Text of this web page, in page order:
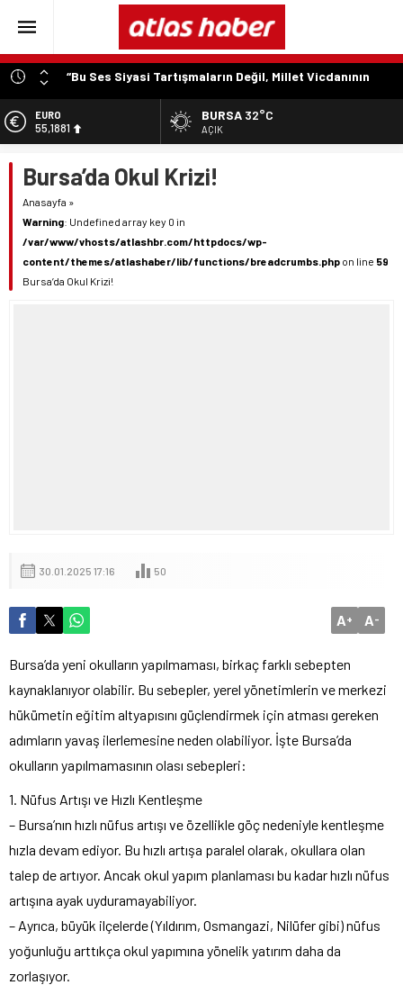
“Bu Ses Siyasi Tartışmaların Değil, Millet Vicdanının
Konusudur”
“Aynı Düzenleme Neden Emeklilere Uygulanmadı?”
Belirsizlikler Son Bulmalı”
“Engelliler Bu Ülkede Başarıyı Kimsenin Lütfuyla Değil,
İğneyle Kuyu Kazarak Kazanıyor”
EURO
55,1881
6.660,55
BİST
13.779,39
DOLAR
47,7111
BURSA 32°C
AÇIK
Bursa’da Okul Krizi!
Anasayfa »
Warning: Undefined array key 0 in
/var/www/vhosts/atlashbr.com/httpdocs/wp-
content/themes/atlashaber/lib/functions/breadcrumbs.php on line 59
Bursa’da Okul Krizi!
30.01.2025 17:16 50
A+ A-
Bursa’da yeni okulların yapılmaması, birkaç farklı sebepten
kaynaklanıyor olabilir. Bu sebepler, yerel yönetimlerin ve merkezi
hükümetin eğitim altyapısını güçlendirmek için atması gereken
adımların yavaş ilerlemesine neden olabiliyor. İşte Bursa’da
okulların yapılmamasının olası sebepleri:
1. Nüfus Artışı ve Hızlı Kentleşme
– Bursa’nın hızlı nüfus artışı ve özellikle göç nedeniyle kentleşme
hızla devam ediyor. Bu hızlı artışa paralel olarak, okullara olan
talep de artıyor. Ancak okul yapım planlaması bu kadar hızlı nüfus
artışına ayak uyduramayabiliyor.
– Ayrıca, büyük ilçelerde (Yıldırım, Osmangazi, Nilüfer gibi) nüfus
yoğunluğu arttıkça okul yapımına yönelik yatırım daha da
zorlaşıyor.